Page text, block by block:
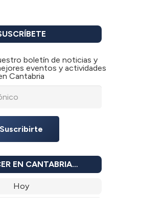
boletín de noticias y
eventos y actividades
Cantabria
Suscribirte
EN CANTABRIA…
Hoy